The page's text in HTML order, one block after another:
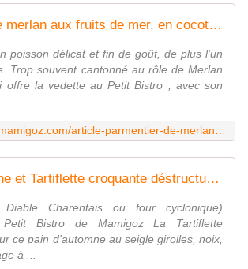
Parmentier de merlan aux fruits de mer, en cocotte, de Mamigoz - Chez Mamigoz
poisson délicat et fin de goût, de plus l'un
Trop souvent cantonné au rôle de Merlan
offre la vedette au Petit Bistro , avec son
Pain d'Automne et Tartiflette croquante déstructurée de Mamigoz - Chez Mamigoz
Charentais ou four cyclonique)
Petit Bistro de Mamigoz La Tartiflette
ce pain d'automne au seigle girolles, noix,
à ...